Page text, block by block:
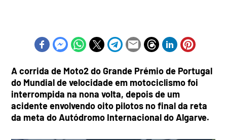
A corrida de Moto2 do Grande Prémio de Portugal
do Mundial de velocidade em motociclismo foi
interrompida na nona volta, depois de um
acidente envolvendo oito pilotos no final da reta
da meta do Autódromo Internacional do Algarve.